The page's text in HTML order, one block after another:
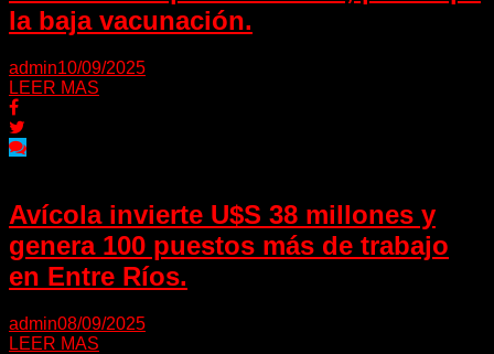
la baja vacunación.
admin10/09/2025
LEER MAS
Avícola invierte U$S 38 millones y
genera 100 puestos más de trabajo
en Entre Ríos.
admin08/09/2025
LEER MAS